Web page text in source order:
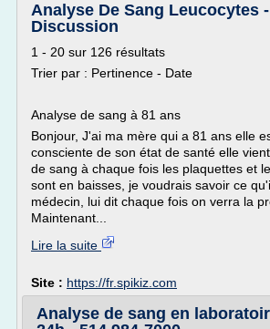
Analyse De Sang Leucocytes
Discussion
1 - 20 sur 126 résultats
Trier par : Pertinence - Date
Analyse de sang à 81 ans
Bonjour, J'ai ma mère qui a 81 ans elle
consciente de son état de santé elle
de sang à chaque fois les plaquettes et
sont en baisses, je voudrais savoir ce
médecin, lui dit chaque fois on verra la
Maintenant...
Lire la suite
Site : https://fr.spikiz.com
Analyse de sang en